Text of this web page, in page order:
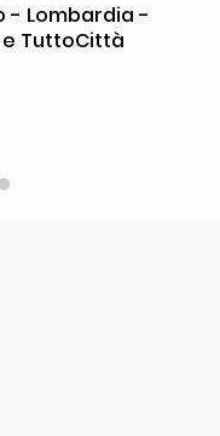
- Lombardia -
e TuttoCittà